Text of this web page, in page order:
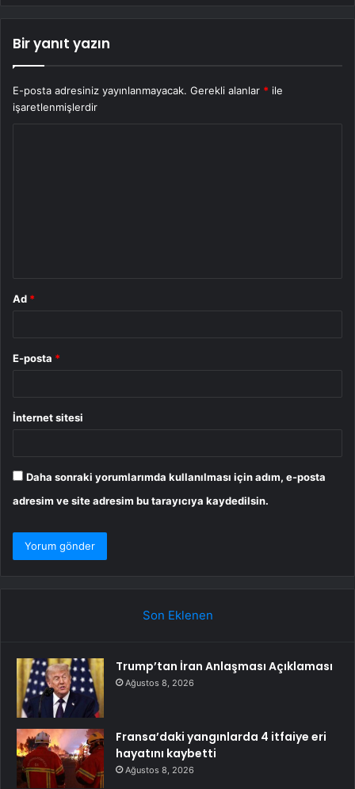
Bir yanıt yazın
E-posta adresiniz yayınlanmayacak. Gerekli alanlar * ile
işaretlenmişlerdir
Ad *
E-posta *
İnternet sitesi
Daha sonraki yorumlarımda kullanılması için adım, e-posta
adresim ve site adresim bu tarayıcıya kaydedilsin.
Son Eklenen
Trump’tan İran Anlaşması Açıklaması
Ağustos 8, 2026
Fransa’daki yangınlarda 4 itfaiye eri
hayatını kaybetti
Ağustos 8, 2026